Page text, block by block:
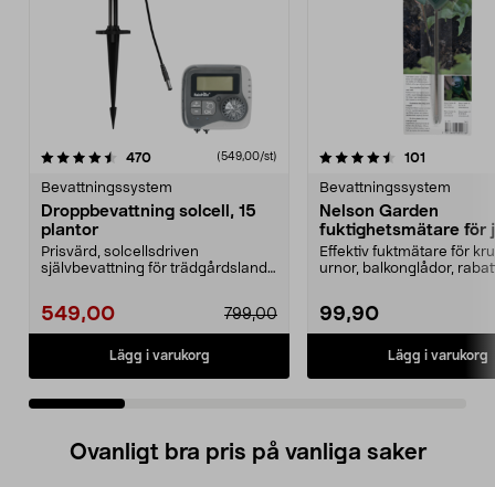
470recensioner(549,00/st)
Bevattningssystem
Droppbevattning solcell, 15
plantor
Prisvärd, solcellsdriven
självbevattning för trädgårdsland,
549,00 799,00
Lägg i varukorg
4.5 av 5 stjärnor 101
Bevattningssystem
Nelson Garden
fuktighetsmätare för
Effektiv fuktmätare för
urnor, balkonglådor,
99,90
Lägg i varukorg
4.0 av 5 stjärnor
Ovanligt bra pris på vanliga saker